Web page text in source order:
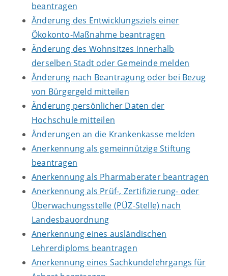
beantragen
Änderung des Entwicklungsziels einer
Ökokonto-Maßnahme beantragen
Änderung des Wohnsitzes innerhalb
derselben Stadt oder Gemeinde melden
Änderung nach Beantragung oder bei Bezug
von Bürgergeld mitteilen
Änderung persönlicher Daten der
Hochschule mitteilen
Änderungen an die Krankenkasse melden
Anerkennung als gemeinnützige Stiftung
beantragen
Anerkennung als Pharmaberater beantragen
Anerkennung als Prüf-, Zertifizierung- oder
Überwachungsstelle (PÜZ-Stelle) nach
Landesbauordnung
Anerkennung eines ausländischen
Lehrerdiploms beantragen
Anerkennung eines Sachkundelehrgangs für